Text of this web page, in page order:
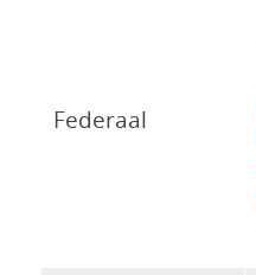
Federaal